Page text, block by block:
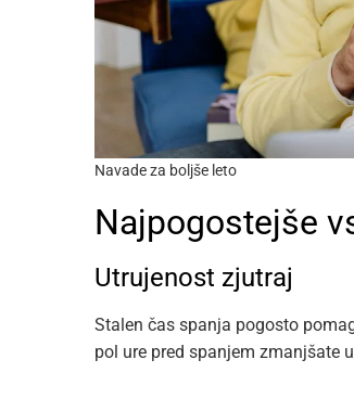
Navade za boljše leto
Najpogostejše
Utrujenost zjutraj
Stalen čas spanja pogosto
pol ure pred spanjem zmanjšate